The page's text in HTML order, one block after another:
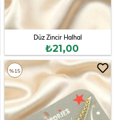
Düz Zincir Halhal
₺21,00
%15